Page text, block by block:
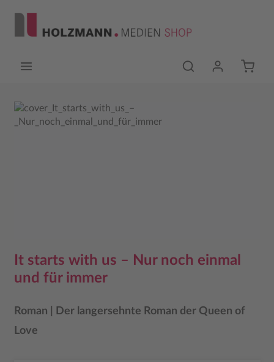
Bildergalerie überspringen
It starts with us – Nur noch einmal
und für immer
Roman | Der langersehnte Roman der Queen of
Love